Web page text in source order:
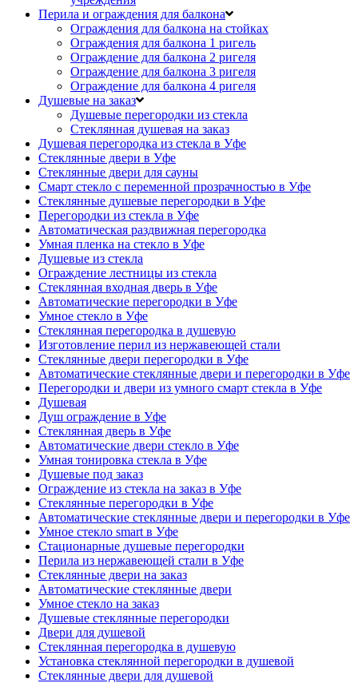
Перила и ограждения для балкона
Ограждения для балкона на стойках
Ограждения для балкона 1 ригель
Ограждение для балкона 2 ригеля
Ограждение для балкона 3 ригеля
Ограждение для балкона 4 ригеля
Душевые на заказ
Душевые перегородки из стекла
Стеклянная душевая на заказ
Душевая перегородка из стекла в Уфе
Стеклянные двери в Уфе
Стеклянные двери для сауны
Смарт стекло с переменной прозрачностью в Уфе
Стеклянные душевые перегородки в Уфе
Перегородки из стекла в Уфе
Автоматическая раздвижная перегородка
Умная пленка на стекло в Уфе
Душевые из стекла
Ограждение лестницы из стекла
Стеклянная входная дверь в Уфе
Автоматические перегородки в Уфе
Умное стекло в Уфе
Стеклянная перегородка в душевую
Изготовление перил из нержавеющей стали
Стеклянные двери перегородки в Уфе
Автоматические стеклянные двери и перегородки в Уфе
Перегородки и двери из умного смарт стекла в Уфе
Душевая
Душ ограждение в Уфе
Стеклянная дверь в Уфе
Автоматические двери стекло в Уфе
Умная тонировка стекла в Уфе
Душевые под заказ
Ограждение из стекла на заказ в Уфе
Стеклянные перегородки в Уфе
Автоматические стеклянные двери и перегородки в Уфе
Умное стекло smart в Уфе
Стационарные душевые перегородки
Перила из нержавеющей стали в Уфе
Стеклянные двери на заказ
Автоматические стеклянные двери
Умное стекло на заказ
Душевые стеклянные перегородки
Двери для душевой
Стеклянная перегородка в душевую
Установка стеклянной перегородки в душевой
Стеклянные двери для душевой